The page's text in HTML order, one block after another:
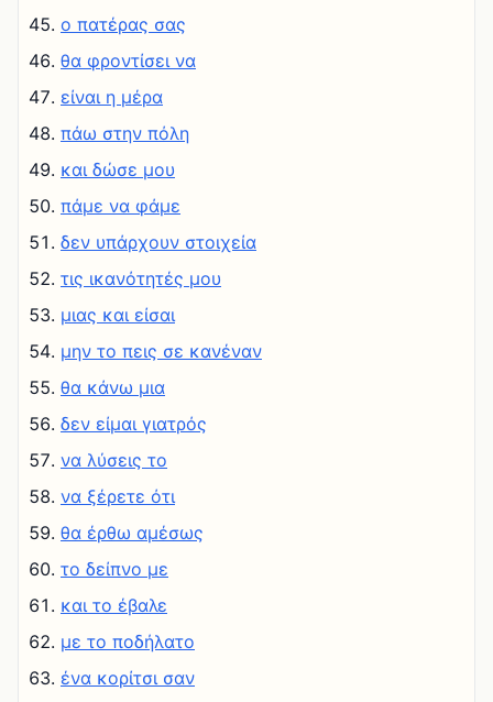
ο πατέρας σας
θα φροντίσει να
είναι η μέρα
πάω στην πόλη
και δώσε μου
πάμε να φάμε
δεν υπάρχουν στοιχεία
τις ικανότητές μου
μιας και είσαι
μην το πεις σε κανέναν
θα κάνω μια
δεν είμαι γιατρός
να λύσεις το
να ξέρετε ότι
θα έρθω αμέσως
το δείπνο με
και το έβαλε
με το ποδήλατο
ένα κορίτσι σαν